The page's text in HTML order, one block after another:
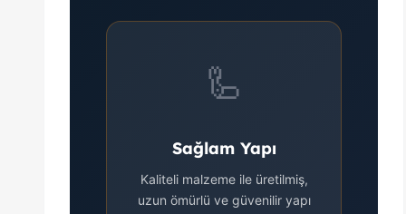
🦾
Sağlam Yapı
Kaliteli malzeme ile üretilmiş,
uzun ömürlü ve güvenilir yapı